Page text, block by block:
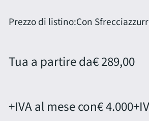
Prezzo di listino:Con
Tua a partire da€ 289,00
+IVA al mese con€ 4.000